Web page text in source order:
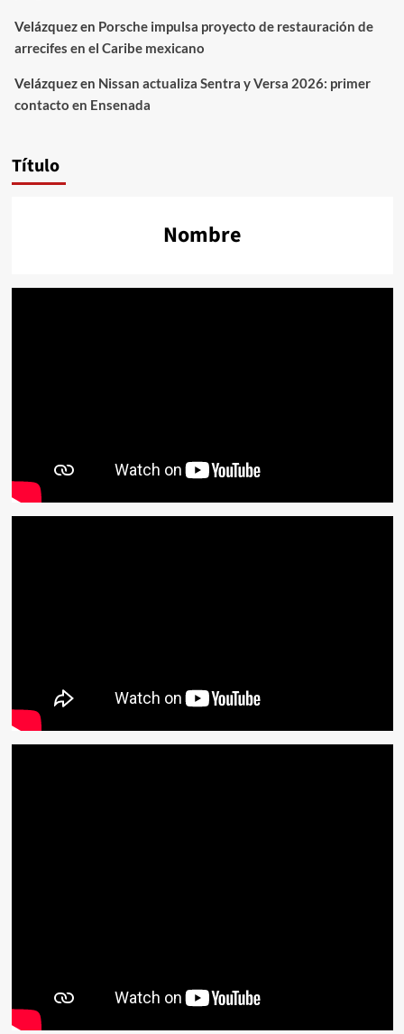
Velázquezen Porsche impulsa proyecto de restauración de
arrecifes en el Caribe mexicano
Velázquezen Nissan actualiza Sentra y Versa 2026: primer
contacto en Ensenada
Título
Nombre